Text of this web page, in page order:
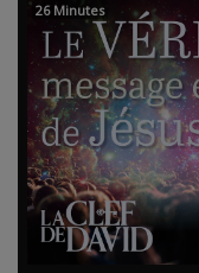
26 Minutes